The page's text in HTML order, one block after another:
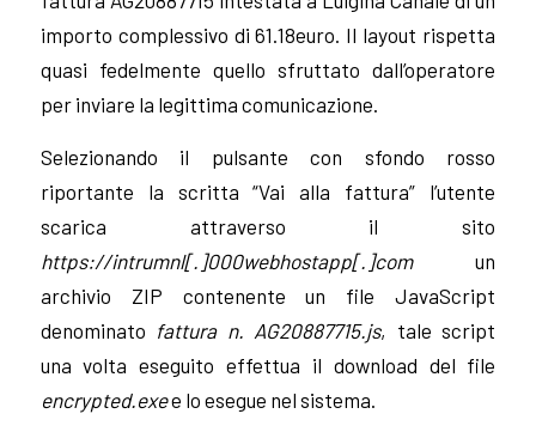
importo complessivo di 61.18euro. Il layout rispetta
quasi fedelmente quello sfruttato dall’operatore
per inviare la legittima comunicazione.
Selezionando il pulsante con sfondo rosso
riportante la scritta “Vai alla fattura” l’utente
scarica attraverso il sito
https://intrumnl[.]000webhostapp[.]comun
archivio ZIP contenente un file JavaScript
denominato fattura n. AG20887715.js, tale script
una volta eseguito effettua il download del file
encrypted.exee lo esegue nel sistema.